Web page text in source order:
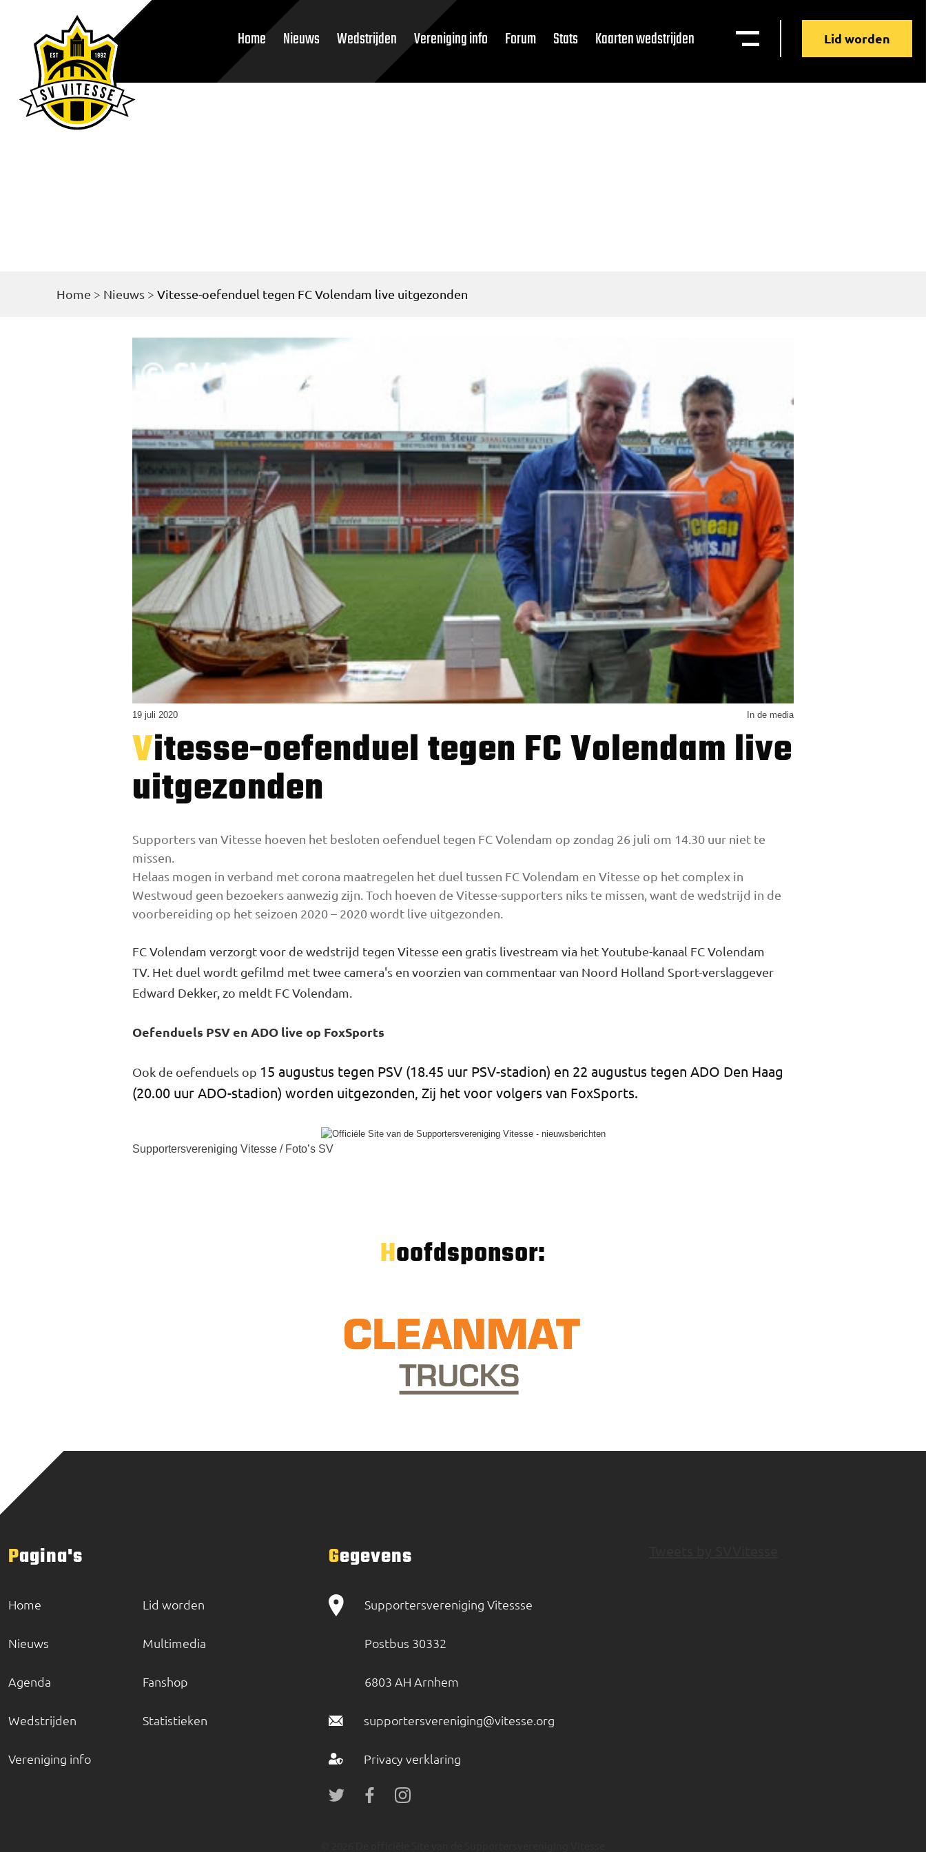
Home Nieuws Wedstrijden Vereniging info Forum Stats Kaarten wedstrijden Lid worden
Home > Nieuws > Vitesse-oefenduel tegen FC Volendam live uitgezonden
19 juli 2020 In de media
Vitesse-oefenduel tegen FC Volendam live
uitgezonden
Supporters van Vitesse hoeven het besloten oefenduel tegen FC Volendam op zondag 26 juli om 14.30 uur niet te
missen.
Helaas mogen in verband met corona maatregelen het duel tussen FC Volendam en Vitesse op het complex in
Westwoud geen bezoekers aanwezig zijn. Toch hoeven de Vitesse-supporters niks te missen, want de wedstrijd in de
voorbereiding op het seizoen 2020 – 2020 wordt live uitgezonden.
FC Volendam verzorgt voor de wedstrijd tegen Vitesse een gratis livestream via het Youtube-kanaal FC Volendam
TV. Het duel wordt gefilmd met twee camera's en voorzien van commentaar van Noord Holland Sport-verslaggever
Edward Dekker, zo meldt FC Volendam.
Oefenduels PSV en ADO live op FoxSports
Ook de oefenduels op 15 augustus tegen PSV (18.45 uur PSV-stadion) en 22 augustus tegen ADO Den Haag
(20.00 uur ADO-stadion) worden uitgezonden, Zij het voor volgers van FoxSports.
Supportersvereniging Vitesse / Foto’s SV
Hoofdsponsor:
Pagina's
Home
Nieuws
Agenda
Wedstrijden
Vereniging info
Lid worden
Multimedia
Fanshop
Statistieken
Gegevens
Supportersvereniging Vitessse
Postbus 30332
6803 AH Arnhem
supportersvereniging@vitesse.org
Privacy verklaring